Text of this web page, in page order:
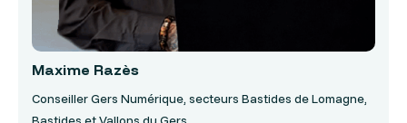
Maxime Razès
Conseiller Gers Numérique, secteurs Bastides de Lomagne,